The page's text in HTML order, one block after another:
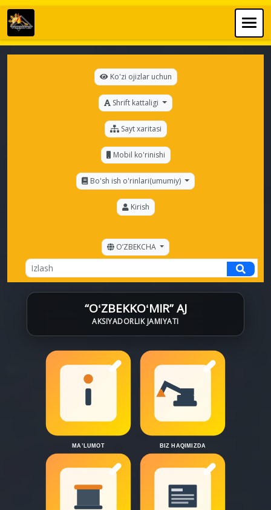
Ko'zi ojizlar uchun
Shrift kattaligi
Sayt xaritasi
Mobil ko'rinishi
Bo'sh ish o'rinlari(umumiy)
Kirish
OʼZBEKCHA
“OʻZBEKKOʻMIR” AJ
AKSIYADORLIK JAMIYATI
MA’LUMOT BIZ HAQIMIZDA